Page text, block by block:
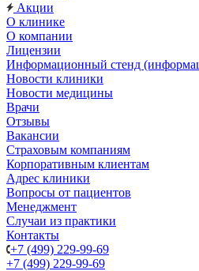
Акции
О клинике
О компании
Лицензии
Информационный стенд
Новости клиники
Новости медицины
Врачи
Отзывы
Вакансии
Страховым компаниям
Корпоративным клиентам
Адрес клиники
Вопросы от пациентов
Менеджмент
Случаи из практики
Контакты
+7 (499) 229-99-69
+7 (499) 229-99-69